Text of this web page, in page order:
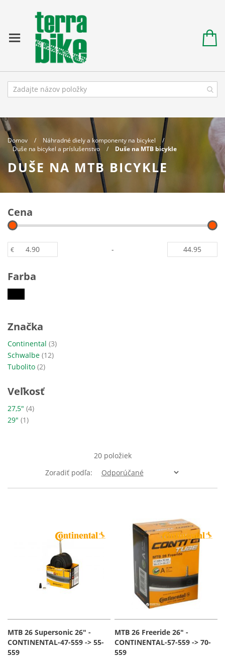
Domov
Náhradné diely a komponenty na bicykel
Duše na bicykel a príslušenstvo
Duše na MTB bicykle
DUŠE NA MTB BICYKLE
20položiek
Zoradiť podľa
MTB 26 Supersonic 26" -
CONTINENTAL-47-559 -> 55-
559
MTB 26 Freeride 26" -
CONTINENTAL-57-559 -> 70-
559
Cena
€ -
Farba
Značka
Continental 3položky
Schwalbe 12položky
Tubolito 2položky
Veľkosť
27,5" 4položky
29" 1položka